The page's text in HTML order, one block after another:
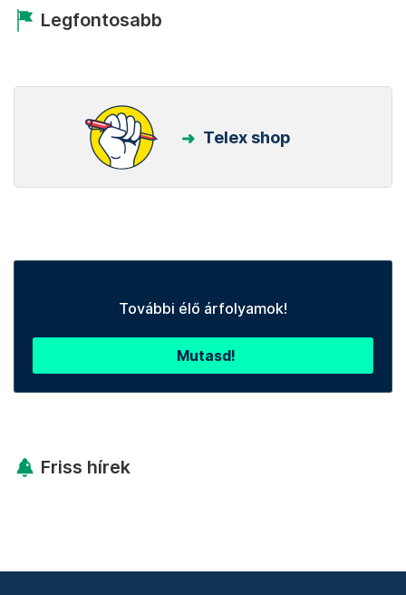
Legfontosabb
Telex shop
További élő árfolyamok!
Mutasd!
Friss hírek